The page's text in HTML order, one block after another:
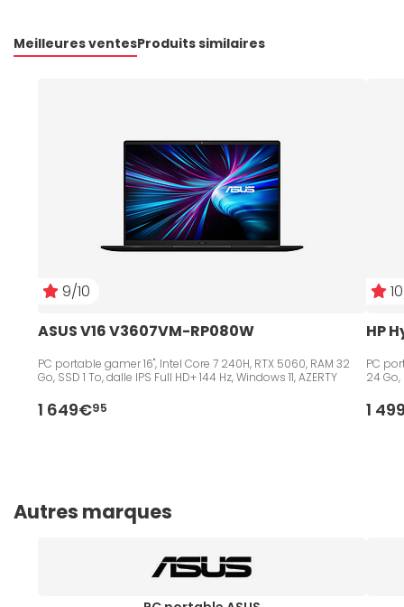
Meilleures ventesProduits similaires
9/10
ASUS V16 V3607VM-RP080W
PC portable gamer 16", Intel Core 7 240H, RTX 5060, RAM 32
Go, SSD 1 To, dalle IPS Full HD+ 144 Hz, Windows 11, AZERTY
1 649€95
HP
PC
24 Go,
1
Autres marques